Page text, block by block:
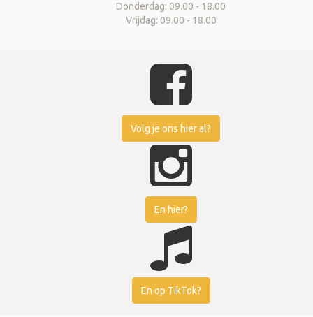
Donderdag: 09.00 - 18.00
Vrijdag: 09.00 - 18.00
Volg je ons hier al?
En hier?
En op TikTok?